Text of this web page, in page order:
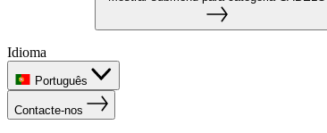
Idioma
Português
Contacte-nos